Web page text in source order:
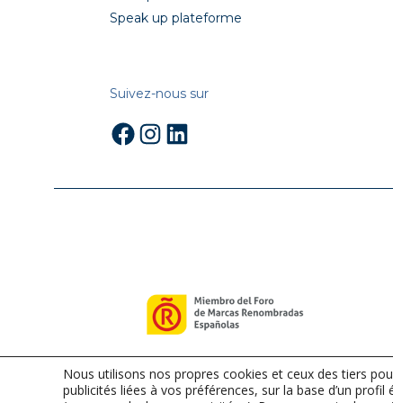
Speak up plateforme
Suivez-nous sur
Facebook
Instagram
LinkedIn
Nous utilisons nos propres cookies et ceux des tiers
publicités liées à vos préférences, sur la base d’un